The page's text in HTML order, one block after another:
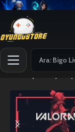
Ana Sayfa Hay Day